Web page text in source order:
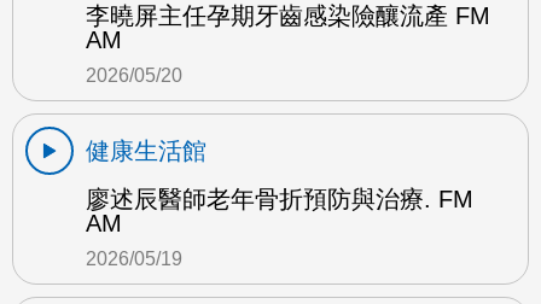
李曉屏主任孕期牙齒感染險釀流產 FM
AM
2026/05/20
健康生活館
廖述辰醫師老年骨折預防與治療. FM
AM
2026/05/19